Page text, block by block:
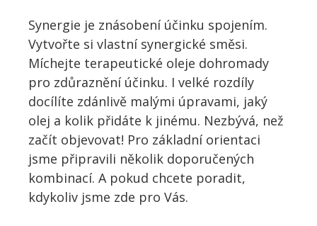
Synergie je znásobení účinku spojením.
Vytvořte si vlastní synergické směsi.
Míchejte terapeutické oleje dohromady
pro zdůraznění účinku. I velké rozdíly
docílíte zdánlivě malými úpravami, jaký
olej a kolik přidáte k jinému. Nezbývá, než
začít objevovat! Pro základní orientaci
jsme připravili několik doporučených
kombinací. A pokud chcete poradit,
kdykoliv jsme zde pro Vás.